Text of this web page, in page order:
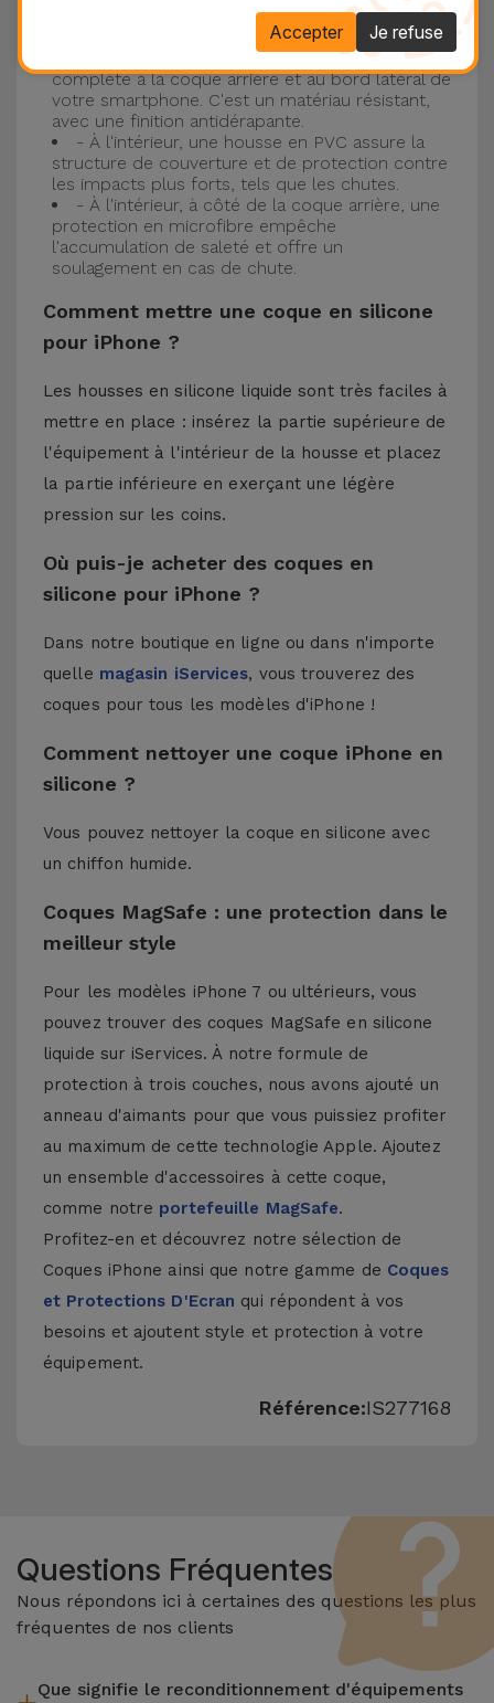
maximum les accidents et les casses !
- Une première couche de silicone liquide
donne de la couleur et une couverture
complète à la coque arrière et au bord latéral de
votre smartphone. C'est un matériau résistant,
avec une finition antidérapante.
- À l'intérieur, une housse en PVC assure la
structure de couverture et de protection contre
les impacts plus forts, tels que les chutes.
- À l'intérieur, à côté de la coque arrière, une
protection en microfibre empêche
l'accumulation de saleté et offre un
soulagement en cas de chute.
Comment mettre une coque en silicone
pour iPhone ?
Les housses en silicone liquide sont très faciles à
mettre en place : insérez la partie supérieure de
l'équipement à l'intérieur de la housse et placez
la partie inférieure en exerçant une légère
pression sur les coins.
Où puis-je acheter des coques en
silicone pour iPhone ?
Dans notre boutique en ligne ou dans n'importe
quelle magasin iServices, vous trouverez des
coques pour tous les modèles d'iPhone !
Comment nettoyer une coque iPhone en
silicone ?
Vous pouvez nettoyer la coque en silicone avec
un chiffon humide.
Coques MagSafe : une protection dans le
meilleur style
Pour les modèles iPhone 7 ou ultérieurs, vous
pouvez trouver des coques MagSafe en silicone
liquide sur iServices. À notre formule de
protection à trois couches, nous avons ajouté un
anneau d'aimants pour que vous puissiez profiter
au maximum de cette technologie Apple. Ajoutez
un ensemble d'accessoires à cette coque,
comme notre portefeuille MagSafe.
Profitez-en et découvrez notre sélection de
Coques iPhone ainsi que notre gamme de Coques
et Protections D'Ecran qui répondent à vos
besoins et ajoutent style et protection à votre
équipement.
Référence:IS277168
Questions Fréquentes
Nous répondons ici à certaines des questions les plus
fréquentes de nos clients
Que signifie le reconditionnement d'équipements
Je refuse
Accepter